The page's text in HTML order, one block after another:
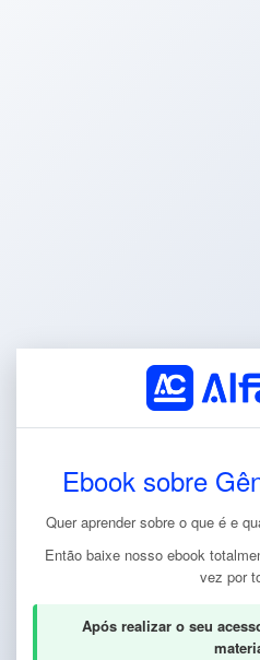
Ebook sobre
Quer aprender sobre o que é e
Então baixe nosso ebook
vez por
Após realizar o seu